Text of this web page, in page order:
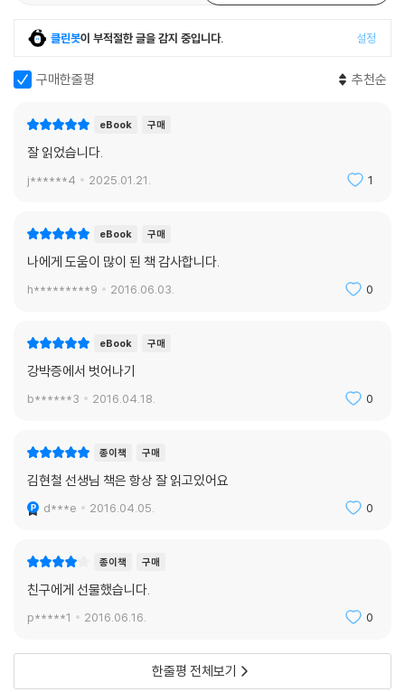
편한 생각과 행동, 그리고 ‘반드시~ 해야 한다’란 생각에서 조금이나마 자
유로워질 수 있도록 안내하고 있다.
- 아무리 잘해도 한계가 있는 삶임을 받아들이자!
양쪽 길이 있으면 그냥 한쪽으로 가면 된다. 그 길이 아니었으면 다시 다른
루가 소중하다. 모두가 다르기에 개개인은 소중하다. 그래서 인간이 누릴
수 있는 최고의 행복은 자신만의 즐거움과 만족감인 것이다. 통속적인 성
나 다름없다.
우리는 항상 같은 삶을 살고 있다고 생각하지만 분명 오늘의 삶과 내일의
삶은 다르다. 오늘 해보고 안 되면 내일 해봐도 되고, 내일 해보고 안 되면
새로워도 괜찮다. 지금 잘하지 않아도, 잘못 선택해도 다 괜찮다. 건강한 생
도 쉽게 끝장나지도 않는다.
* 나는 위기 혹은 위험에 민감하다.
* 나는 단순한 시행착오도 나 전체의 실패 같다.
* 나는 능력에 흠을 느끼는 순간이 두렵다.
* 나는 부적절함에 민감하다.
* 나는 실수를 잘 인정하지 않는다.
* 나는 늘 잘해야 한다고 생각한다.
* 나는 우유부단하지만 애매한 것도 싫다.
클린봇이 부적절한 글을 감지 중입니다. 설정
구매한줄평 추천순
eBook 구매
잘 읽었습니다.
j******4 2025.01.21. 1
eBook 구매
나에게 도움이 많이 된 책 감사합니다.
h*********9 2016.06.03. 0
eBook 구매
강박증에서 벗어나기
b******3 2016.04.18. 0
종이책 구매
김현철 선생님 책은 항상 잘 읽고있어요
d***e 2016.04.05. 0
종이책 구매
친구에게 선물했습니다.
p*****1 2016.06.16. 0
한줄평 전체보기